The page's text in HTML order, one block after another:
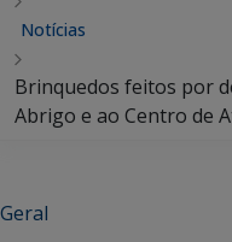
Notícias
Brinquedos feitos por
Abrigo e ao Centro de
Geral